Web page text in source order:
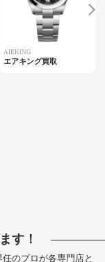
AIRKING
エアキング買取
す！
のプロが各専門店と